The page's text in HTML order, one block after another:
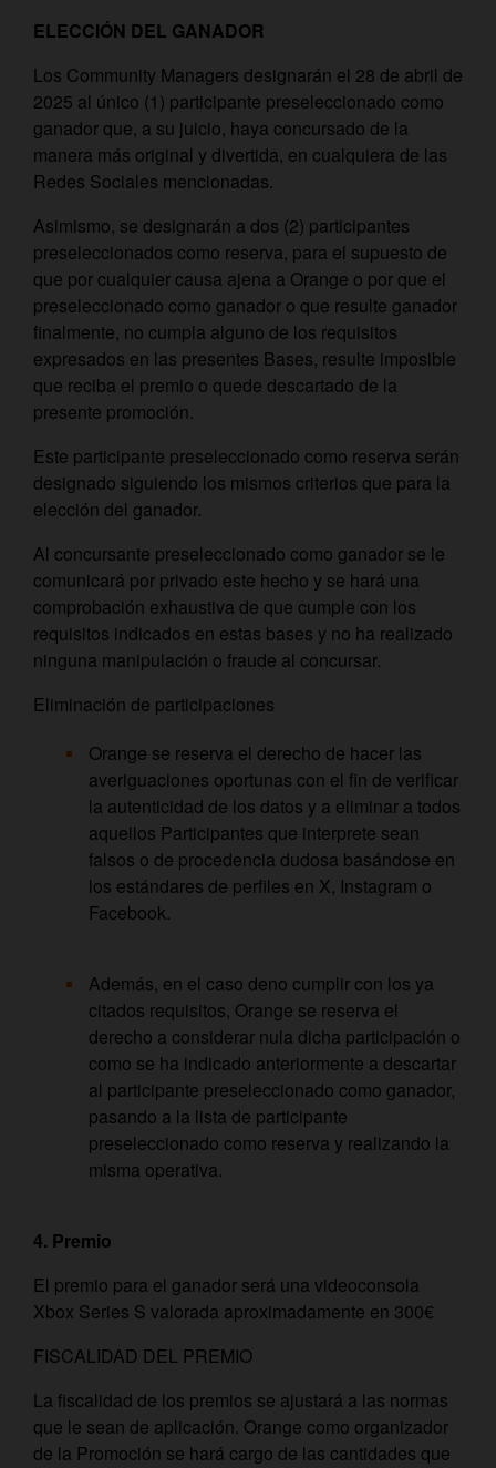
ELECCIÓN DEL GANADOR
Los Community Managers designarán el 28 de abril de
2025 al único (1) participante preseleccionado como
ganador que, a su juicio, haya concursado de la
manera más original y divertida, en cualquiera de las
Redes Sociales mencionadas.
Asimismo, se designarán a dos (2) participantes
preseleccionados como reserva, para el supuesto de
que por cualquier causa ajena a Orange o por que el
preseleccionado como ganador o que resulte ganador
finalmente, no cumpla alguno de los requisitos
expresados en las presentes Bases, resulte imposible
que reciba el premio o quede descartado de la
presente promoción.
Este participante preseleccionado como reserva serán
designado siguiendo los mismos criterios que para la
elección del ganador.
Al concursante preseleccionado como ganador se le
comunicará por privado este hecho y se hará una
comprobación exhaustiva de que cumple con los
requisitos indicados en estas bases y no ha realizado
ninguna manipulación o fraude al concursar.
Eliminación de participaciones
Orange se reserva el derecho de hacer las
averiguaciones oportunas con el fin de verificar
la autenticidad de los datos y a eliminar a todos
aquellos Participantes que interprete sean
falsos o de procedencia dudosa basándose en
los estándares de perfiles en X, Instagram o
Facebook.
Además, en el caso deno cumplir con los ya
citados requisitos, Orange se reserva el
derecho a considerar nula dicha participación o
como se ha indicado anteriormente a descartar
al participante preseleccionado como ganador,
pasando a la lista de participante
preseleccionado como reserva y realizando la
misma operativa.
4. Premio
El premio para el ganador será una videoconsola
Xbox Series S valorada aproximadamente en 300€
FISCALIDAD DEL PREMIO
La fiscalidad de los premios se ajustará a las normas
que le sean de aplicación. Orange como organizador
de la Promoción se hará cargo de las cantidades que